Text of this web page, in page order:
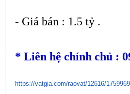
- Giá bán : 1.5 tỷ .
* Liên hệ chính chủ :
https://vatgia.com/raovat/12616/